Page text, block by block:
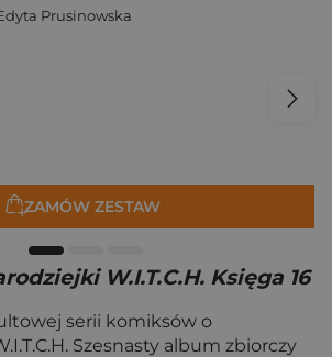
Prusinowska
ZAMÓW ZESTAW
W.I.T.C.H. Księga 16
serii komiksów o
Szesnasty album zbiorczy